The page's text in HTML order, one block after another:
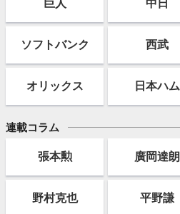
巨人 中日
ソフトバンク 西武
オリックス 日本ハム
連載コラム
張本勲 廣岡達朗
野村克也 平野謙